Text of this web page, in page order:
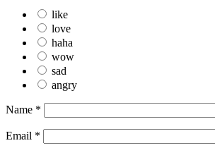
like
love
haha
wow
sad
angry
Name *
Email *